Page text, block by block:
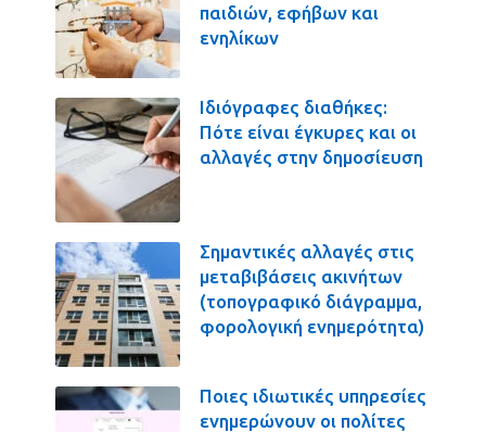
παιδιών, εφήβων και
ενηλίκων
Ιδιόγραφες διαθήκες:
Πότε είναι έγκυρες και οι
αλλαγές στην δημοσίευση
Σημαντικές αλλαγές στις
μεταβιβάσεις ακινήτων
(τοπογραφικό διάγραμμα,
φορολογική ενημερότητα)
Ποιες ιδιωτικές υπηρεσίες
ενημερώνουν οι πολίτες